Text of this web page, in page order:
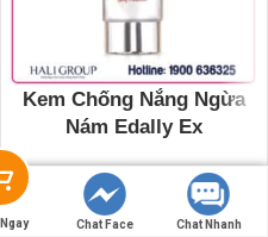
Kem Chống Nắng Ngừa
Nám Edally Ex
779.000
Chat Face Chat Nhanh